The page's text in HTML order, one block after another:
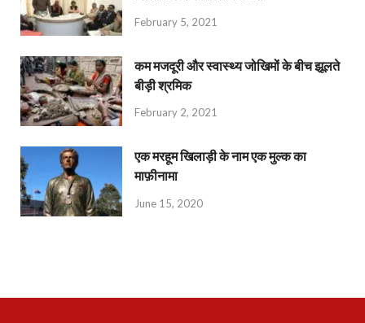
February 5, 2021
कम मजदूरी और स्वास्थ्य जोखिमों के बीच झूलते
बीड़ी श्रमिक
February 2, 2021
एक मरहूम खिलाड़ी के नाम एक मुल्क का
माफ़ीनामा
June 15, 2020